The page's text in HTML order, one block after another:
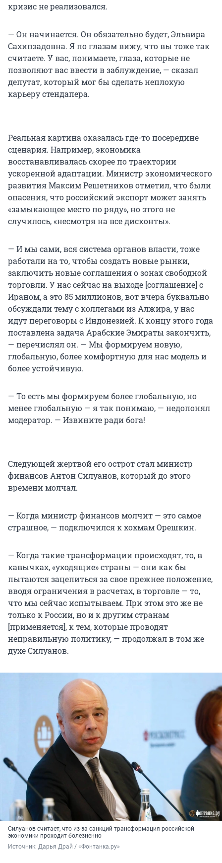
кризис не реализовался.
— Он начинается. Он обязательно будет, Эльвира
Сахипзадовна. Я по глазам вижу, что вы тоже так
считаете. У вас, понимаете, глаза, которые не
позволяют вас ввести в заблуждение, — сказал
депутат, который мог бы сделать неплохую
карьеру стендапера.
Реальная картина оказалась где-то посередине
сценария. Например, экономика
восстанавливалась скорее по траектории
ускоренной адаптации. Министр экономического
развития Максим Решетников отметил, что были
опасения, что российский экспорт может занять
«замыкающее место по ряду», но этого не
случилось, «несмотря на все дисконты».
— И мы сами, вся система органов власти, тоже
работали на то, чтобы создать новые рынки,
заключить новые соглашения о зонах свободной
торговли. У нас сейчас на выходе [соглашение] с
Ираном, а это 85 миллионов, вот вчера буквально
обсуждали тему с коллегами из Алжира, у нас
идут переговоры с Индонезией. К концу этого года
поставлена задача Арабские Эмираты закончить,
— перечислял он. — Мы формируем новую,
глобальную, более комфортную для нас модель и
более устойчивую.
— То есть мы формируем более глобальную, но
менее глобальную — я так понимаю, — недопонял
модератор. — Извините ради бога!
Следующей жертвой его острот стал министр
финансов Антон Силуанов, который до этого
времени молчал.
— Когда министр финансов молчит — это самое
страшное, — подключился к хохмам Орешкин.
— Когда такие трансформации происходят, то, в
кавычках, «уходящие» страны — они как бы
пытаются зацепиться за свое прежнее положение,
вводя ограничения в расчетах, в торговле — то,
что мы сейчас испытываем. При этом это же не
только к России, но и к другим странам
[применяется], к тем, которые проводят
неправильную политику, — продолжал в том же
духе Силуанов.
Силуанов считает, что из-за санкций трансформация российской
экономики проходит болезненно
Источник: Дарья Драй / «Фонтанка.ру»